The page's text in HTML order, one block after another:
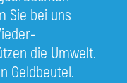
Sie bei uns
die Umwelt.
Geldbeutel.